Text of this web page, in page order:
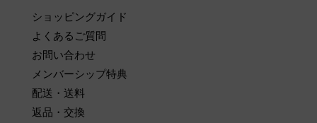
ショッピングガイド
よくあるご質問
お問い合わせ
メンバーシップ特典
配送・送料
返品・交換